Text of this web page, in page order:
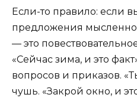
Если-то правило: если
предложения мысленно
— это
«Сейчас зима, и это
вопросов и приказов.
чушь. «Закрой окно, и